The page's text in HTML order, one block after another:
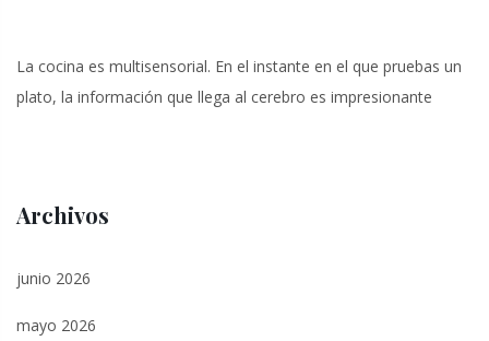
La cocina es multisensorial. En el instante en el que pruebas un
plato, la información que llega al cerebro es impresionante
Archivos
junio 2026
mayo 2026